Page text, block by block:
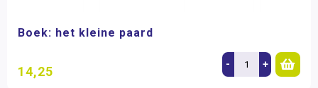
Boek: het kleine paard
14,25 - +